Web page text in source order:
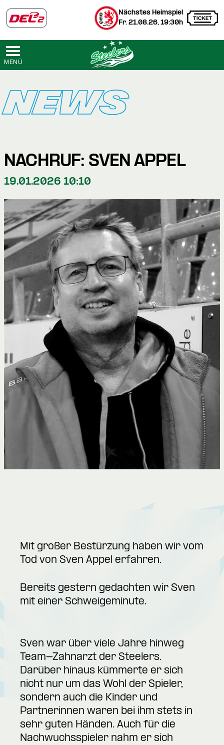
Nächstes Heimspiel
Fr. 21.08.26, 19:30h
MENÜ
NEWS
NACHRUF: SVEN APPEL
19.01.2026 10:10
Mit großer Bestürzung haben wir vom
Tod von Sven Appel erfahren.
Bereits gestern gedachten wir Sven
mit einer Schweigeminute.
Sven war über viele Jahre hinweg
Team-Zahnarzt der Steelers.
Darüber hinaus kümmerte er sich
nicht nur um das Wohl der Spieler,
sondern auch die Kinder und
Partnerinnen waren bei ihm stets in
sehr guten Händen. Auch für die
Nachwuchsspieler nahm er sich